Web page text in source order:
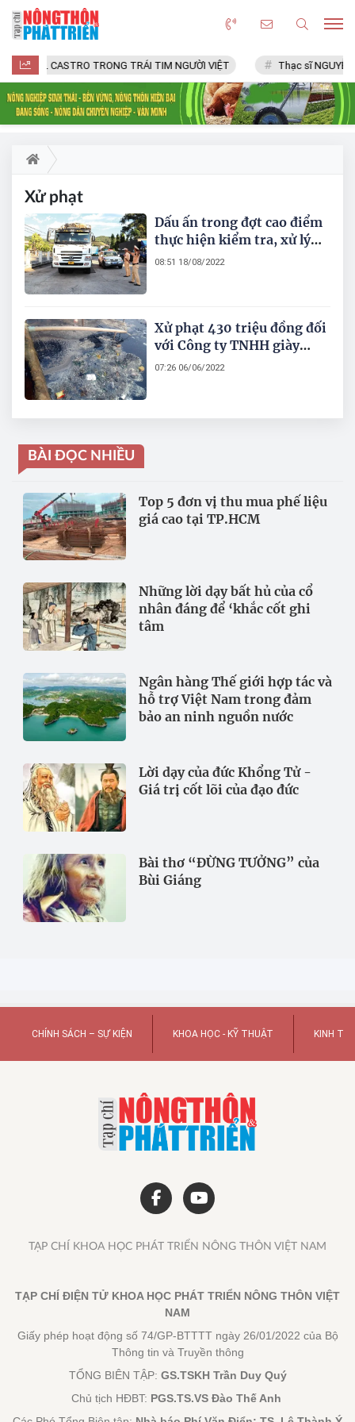
FIDEL CASTRO TRONG TRÁI TIM NGƯỜI VIỆT Thạc sĩ NGUYỄN
Xử phạt
Dấu ấn trong đợt cao điểm
thực hiện kiểm tra, xử lý
các hành vi vi phạm an
08:51 18/08/2022
Xử phạt 430 triệu đồng đối
với Công ty TNHH giày
Continuance Việt Nam vì
07:26 06/06/2022
BÀI ĐỌC NHIỀU
Top 5 đơn vị thu mua phế liệu
giá cao tại TP.HCM
Những lời dạy bất hủ của cổ
nhân đáng để ‘khắc cốt ghi
tâm
Ngân hàng Thế giới hợp tác và
hỗ trợ Việt Nam trong đảm
bảo an ninh nguồn nước
Lời dạy của đức Khổng Tử -
Giá trị cốt lõi của đạo đức
Bài thơ “ĐỪNG TƯỞNG” của
Bùi Giáng
CHÍNH SÁCH – SỰ KIỆN KHOA HỌC - KỸ THUẬT KINH TẾ
TẠP CHÍ KHOA HỌC PHÁT TRIỂN NÔNG THÔN VIỆT NAM
TẠP CHÍ ĐIỆN TỬ KHOA HỌC PHÁT TRIỂN NÔNG THÔN VIỆT
NAM
Giấy phép hoạt động số 74/GP-BTTTT ngày 26/01/2022 của Bộ
Thông tin và Truyền thông
TỔNG BIÊN TẬP: GS.TSKH Trần Duy Quý
Chủ tịch HĐBT: PGS.TS.VS Đào Thế Anh